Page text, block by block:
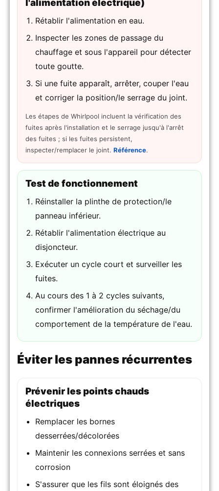
l'alimentation électrique)
Rétablir l'alimentation en eau.
Inspecter les zones de passage du
chauffage et sous l'appareil pour détecter
toute goutte.
Si une fuite apparaît, arrêter, couper l'eau
et corriger la position/le serrage du joint.
Les étapes de Whirlpool incluent la vérification des
fuites après l'installation et le serrage jusqu'à l'arrêt
des fuites ; si les fuites persistent,
inspecter/remplacer le joint. Référence.
Test de fonctionnement
Réinstaller la plinthe de protection/le
panneau inférieur.
Rétablir l'alimentation électrique au
disjoncteur.
Exécuter un cycle court et surveiller les
fuites.
Au cours des 1 à 2 cycles suivants,
confirmer l'amélioration du séchage/du
comportement de la température de l'eau.
Éviter les pannes récurrentes
Prévenir les points chauds
électriques
Remplacer les bornes
desserrées/décolorées
Maintenir les connexions serrées et sans
corrosion
S'assurer que les fils sont éloignés des